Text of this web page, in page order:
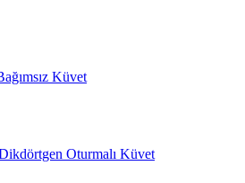
Küvet
Oturmalı Küvet